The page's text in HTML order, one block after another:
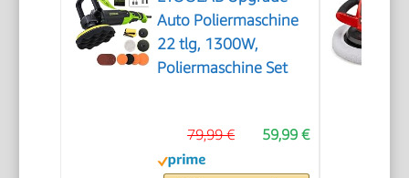
Auto Poliermaschine
22 tlg, 1300W,
Poliermaschine Set
59,99 €
79,99 €